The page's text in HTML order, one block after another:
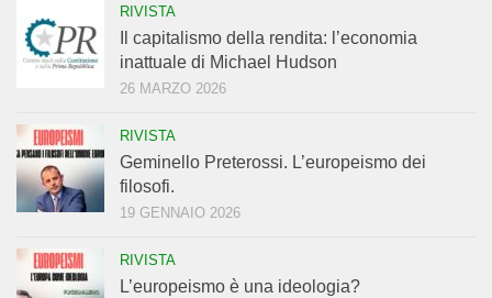
RIVISTA
Il capitalismo della rendita: l’economia
inattuale di Michael Hudson
26 MARZO 2026
RIVISTA
Geminello Preterossi. L’europeismo dei
filosofi.
19 GENNAIO 2026
RIVISTA
L’europeismo è una ideologia?